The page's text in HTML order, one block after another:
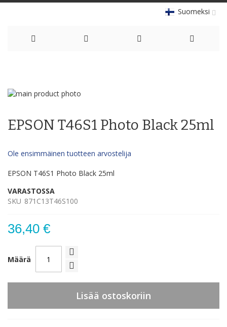
Suomeksi
Content
Skip
end
images
the
the
gallery
EPSON T46S1 Photo Black 25ml
Ole ensimmäinen tuotteen arvostelija
EPSON T46S1 Photo Black 25ml
VARASTOSSA
SKU 871C13T46S100
36,40 €
Määrä
Lisää ostoskoriin